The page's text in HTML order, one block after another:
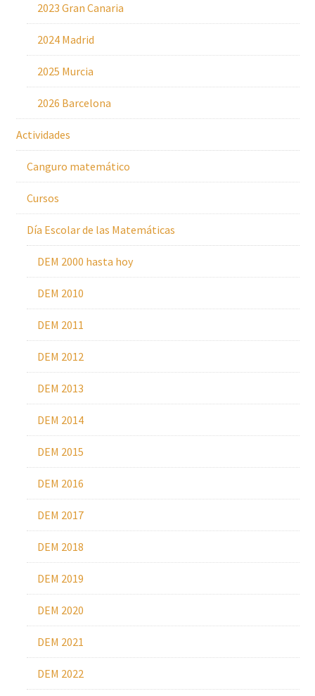
2023 Gran Canaria
2024 Madrid
2025 Murcia
2026 Barcelona
Actividades
Canguro matemático
Cursos
Día Escolar de las Matemáticas
DEM 2000 hasta hoy
DEM 2010
DEM 2011
DEM 2012
DEM 2013
DEM 2014
DEM 2015
DEM 2016
DEM 2017
DEM 2018
DEM 2019
DEM 2020
DEM 2021
DEM 2022